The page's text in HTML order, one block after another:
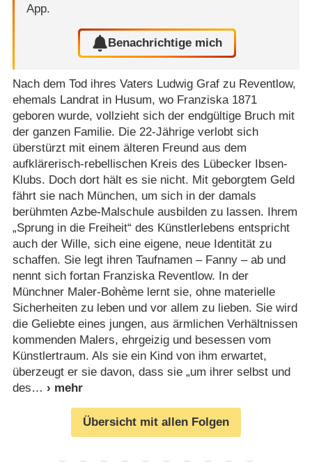
App.
Benachrichtige mich
Nach dem Tod ihres Vaters Ludwig Graf zu Reventlow,
ehemals Landrat in Husum, wo Franziska 1871
geboren wurde, vollzieht sich der endgültige Bruch mit
der ganzen Familie. Die 22-Jährige verlobt sich
überstürzt mit einem älteren Freund aus dem
aufklärerisch-rebellischen Kreis des Lübecker Ibsen-
Klubs. Doch dort hält es sie nicht. Mit geborgtem Geld
fährt sie nach München, um sich in der damals
berühmten Azbe-Malschule ausbilden zu lassen. Ihrem
„Sprung in die Freiheit“ des Künstlerlebens entspricht
auch der Wille, sich eine eigene, neue Identität zu
schaffen. Sie legt ihren Taufnamen – Fanny – ab und
nennt sich fortan Franziska Reventlow. In der
Münchner Maler-Bohème lernt sie, ohne materielle
Sicherheiten zu leben und vor allem zu lieben. Sie wird
die Geliebte eines jungen, aus ärmlichen Verhältnissen
kommenden Malers, ehrgeizig und besessen vom
Künstlertraum. Als sie ein Kind von ihm erwartet,
überzeugt er sie davon, dass sie „um ihrer selbst und
des
Übersicht mit allen Folgen